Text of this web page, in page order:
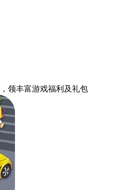
，领丰富游戏福利 及礼包